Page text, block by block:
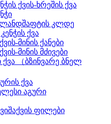
ქვის-ხრეშის ქვა
კლდე
ქვა
მინის ქანები
მინის მძივები
（ბზინვარე ბნელ
ქვა
აგური
ფილები